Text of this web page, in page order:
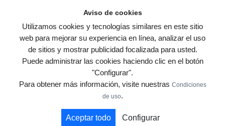
© residuos.com - Todos los derechos reservados Política de privacidad
Condiciones de uso|Contacto|Editores| Mapa web|Preguntas frecuentes
Publica tus anuncios gratis!
Muebles de terraza y jardin Notas de prensa
Aviso de cookies
Utilizamos cookies y tecnologías similares en este sitio
web para mejorar su experiencia en línea, analizar el uso
de sitios y mostrar publicidad focalizada para usted.
Puede administrar las cookies haciendo clic en el botón
"Configurar".
Para obtener más información, visite nuestras Condiciones
de uso.
Aceptar todo Configurar